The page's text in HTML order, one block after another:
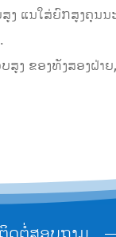
ງ ແນໃສ່ຍົກສູງຄຸ
ອງທັງສອງຝ່າຍ,